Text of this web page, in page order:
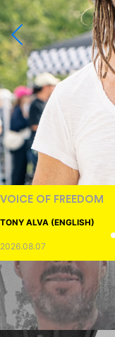
VOICE OF FREEDOM
TONY ALVA (ENGLISH)
2026.08.07